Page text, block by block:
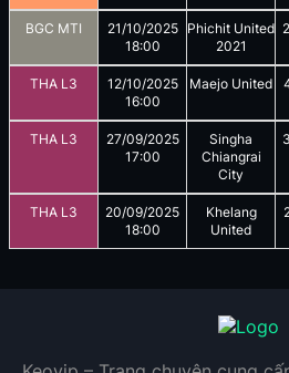
BGC MTI
21/10/2025
18:00
Phichit United
2021
2
THA L3
12/10/2025
16:00
Maejo United
THA L3
27/09/2025
17:00
Singha
Chiangrai
City
3
THA L3
20/09/2025
18:00
Khelang
United